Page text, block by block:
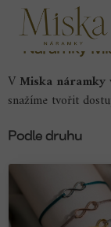
Přejít
obsah
Domů
Náramky
VMiska náramky
snažíme tvořit
Podle druhu